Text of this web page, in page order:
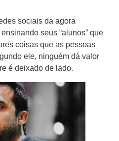
sociais da agora
seus “alunos” que
coisas que as pessoas
ele, ninguém dá valor
é deixado de lado.